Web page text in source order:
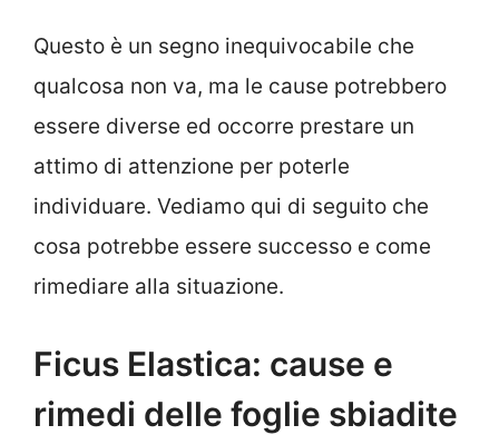
Questo è un segno inequivocabile che
qualcosa non va, ma le cause potrebbero
essere diverse ed occorre prestare un
attimo di attenzione per poterle
individuare. Vediamo qui di seguito che
cosa potrebbe essere successo e come
rimediare alla situazione.
Ficus Elastica: cause e
rimedi delle foglie sbiadite